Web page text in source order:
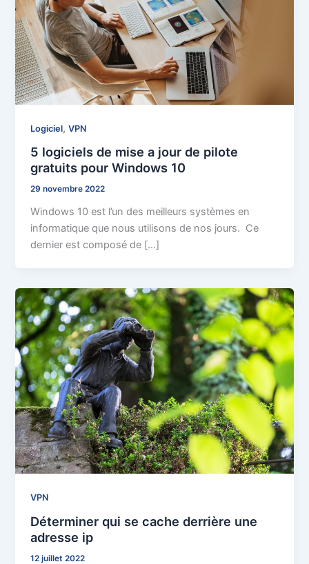
Logiciel,VPN
5 logiciels de mise a jour de pilote
gratuits pour Windows 10
29 novembre 2022
Windows 10 est l’un des meilleurs systèmes en
informatique que nous utilisons de nos jours. Ce
dernier est composé de […]
VPN
Déterminer qui se cache derrière une
adresse ip
12 juillet 2022